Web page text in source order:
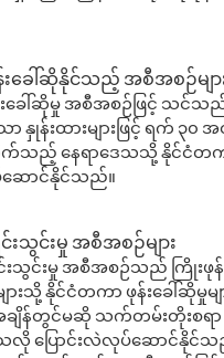
းခေါ်ဆိုနိုင်သည့် အစီအစဉ်မျာ
ခေါ်ဆိုမှု အစီအစဉ်ဖြင့် သင်သ
နှုန်းထားများဖြင့် ရက် ၃၀
က်သည့် နေရာဒေသသို့ နိုင်ငံတက
ဆောင်နိုင်သည်။
းသွင်းမှု အစီအစဉ်များ
သွင်းမှု အစီအစဉ်သည် ကြိုးဖုန်း
ားသို့ နိုင်ငံတကာ ဖုန်းခေါ်ဆိုမှုမျ
န်တွင်မဆို သက်တမ်းတိုးစရ
လို ပြောင်းလဲလုပ်ဆောင်နိုင်